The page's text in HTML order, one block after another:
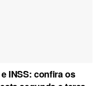
INSS: confira os